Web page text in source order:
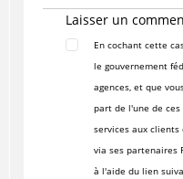
Laisser un
En cochant cette
le gouvernement
agences, et que
part de l'une de
services aux clients
via ses partenaires
à l'aide du lien